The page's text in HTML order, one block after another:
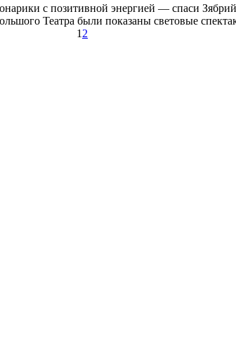
с позитивной энергией — спаси
Театра были показаны световые
1 2